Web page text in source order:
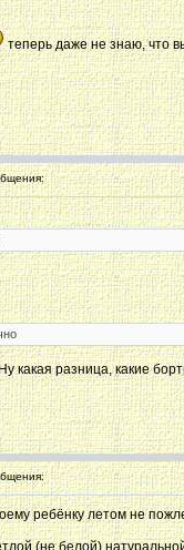
теперь даже не знаю, что
какая разница, какие
ребёнку летом не
(не белой)